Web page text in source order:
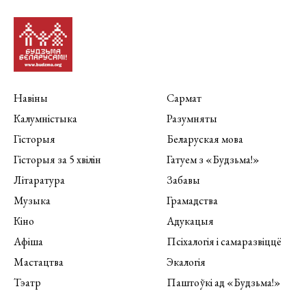
Навіны
Калумністыка
Гісторыя
Гісторыя за 5 хвілін
Літаратура
Музыка
Кіно
Афіша
Мастацтва
Тэатр
Сармат
Разумняты
Беларуская мова
Гатуем з «Будзьма!»
Забавы
Грамадства
Адукацыя
Псіхалогія і самаразвіццё
Экалогія
Паштоўкі ад «Будзьма!»